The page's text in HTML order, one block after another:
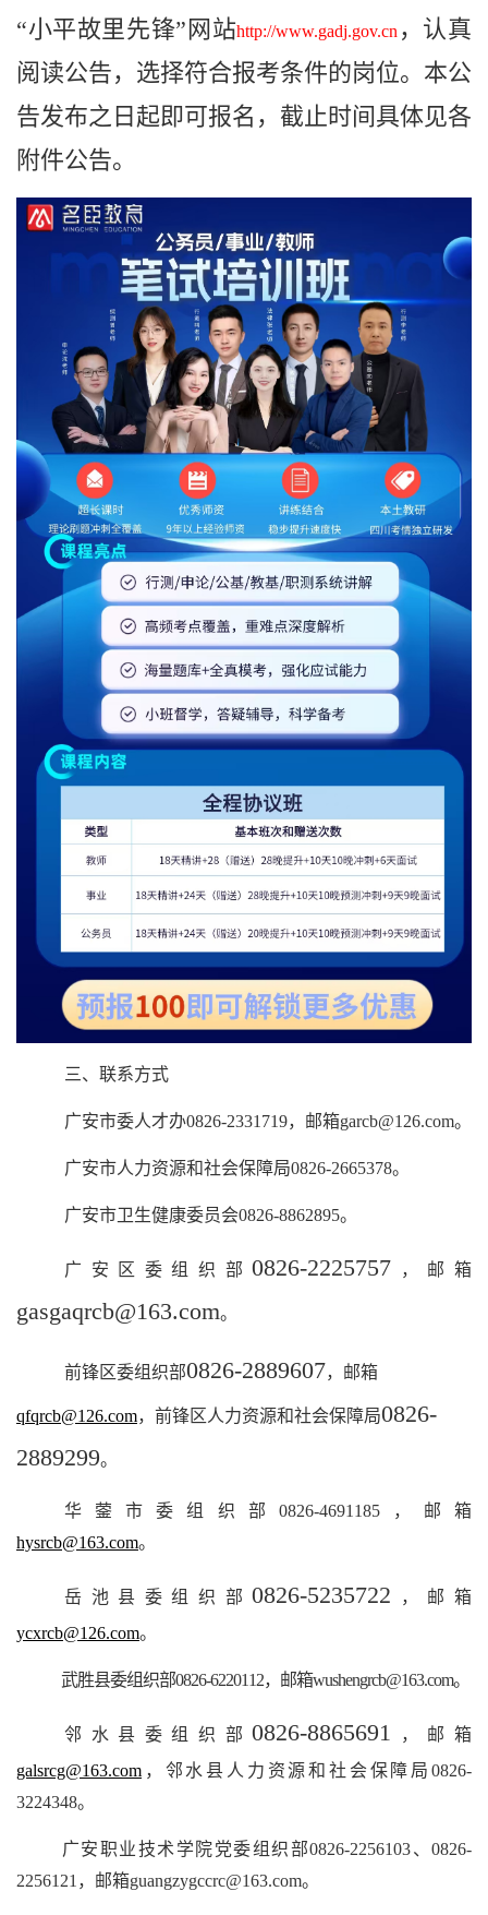
“小平故里先锋”网站http://www.gadj.gov.cn ，认真
阅读公告，选择符合报考条件的岗位。本公
告发布之日起即可报名，截止时间具体见各
附件公告。
三、联系方式
广安市委人才办0826-2331719，邮箱garcb@126.com。
广安市人力资源和社会保障局0826-2665378。
广安市卫生健康委员会0826-8862895。
广安区委组织部0826-2225757 ，邮箱
gasgaqrcb@163.com。
前锋区委组织部0826-2889607，邮箱
qfqrcb@126.com，前锋区人力资源和社会保障局0826-
2889299。
华蓥市委组织部 0826-4691185，邮箱
hysrcb@163.com。
岳池县委组织部0826-5235722 ，邮箱
ycxrcb@126.com。
武胜县委组织部0826-6220112，邮箱wushengrcb@163.com。
邻水县委组织部0826-8865691 ，邮箱
galsrcg@163.com ，邻水县人力资源和社会保障局 0826-
3224348。
广安职业技术学院党委组织部0826-2256103、0826-
2256121 ，邮箱guangzygccrc@163.com。